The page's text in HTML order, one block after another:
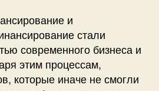
и
стали
современного бизнеса и
этим процессам,
которые иначе не смогли